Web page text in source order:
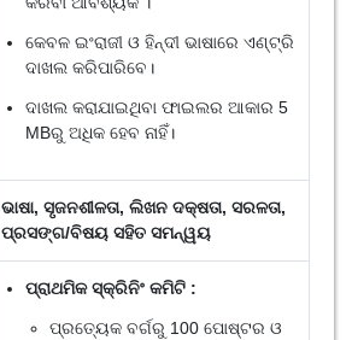
କେବଳ ଇଂରାଜୀ ଓ ହିନ୍ଦୀ ଭାଷାରେ ଏଣ୍ଟ୍ରି
ଦାଖଲ କରିପାରିବେ।
ଦାଖଲ କରାଯାଇଥିବା ଫାଇଲର ଆକାର 5
MBରୁ ଅଧିକ ହେବ ନାହିଁ।
ଭାଷା, ସୃଜନଶୀଳତା, ଲିଖନ ଦକ୍ଷତା, ସରଳତା,
ପ୍ରସଙ୍ଗ/ବିଷୟ ସହିତ ସମନ୍ୱୟ
ପ୍ରାଥମିକ ସ୍କ୍ରିନିଂ କମିଟି :
ପ୍ରତ୍ୟେକ ବର୍ଗରୁ 100 ପୋଷ୍ଟର ଓ